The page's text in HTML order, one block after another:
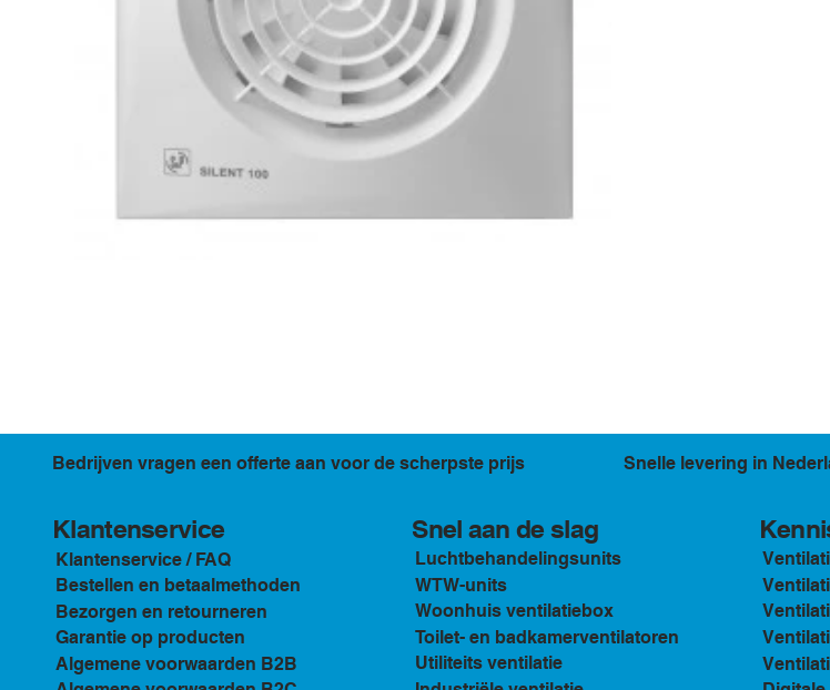
Klantenservice
Klantenservice / FAQ
Bestellen en betaalmethoden
Bezorgen en retourneren
Garantie op producten
Algemene voorwaarden B2B
Bedrijven vragen een offerte aan voor de scherpste prijs Snelle levering in
Snel aan de slag
Luchtbehandelingsunits
WTW-units
Woonhuis ventilatiebox
Toilet- en badkamerventilatoren
Utiliteits ventilatie